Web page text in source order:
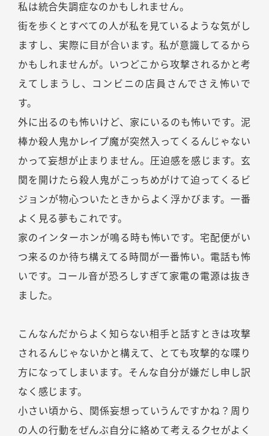
私は統合失調症なのかもしれません。
街を歩くとすべての人が私を見ているような気がし
ますし、実際に目が合います。私が意識してるから
かもしれませんが。いつどこから攻撃されるかと考
えてしまうし、コンビニの店員さんでさえ怖いで
す。
外に出るのも怖いけど、家にいるのも怖いです。泥
棒か殺人鬼かレイプ魔が突然入ってくるんじゃない
かって妄想が止まりません。圧迫感を感じます。玄
関を開けたら殺人鬼がこっちめがけて迫ってくるビ
ジョンが物心ついたときからよく浮かびます。一番
よく見る夢もこれです。
家のインターホンが鳴る時も怖いです。宅配便がい
つ来るのか待ち構えてる時間が一番怖い。電話も怖
いです。コール音が恐ろしすぎて家電の電源は抜き
ました。
こんなんだからよく知らない相手と話すときは攻撃
されるんじゃないかと構えて、とても攻撃的な喋り
方になってしまいます。そんな自分が嫌だし申し訳
なく感じます。
小さい頃から、関係妄想っていうんですかね？周り
の人の行動をぜんぶ自分に絡めて考えるクセがよく